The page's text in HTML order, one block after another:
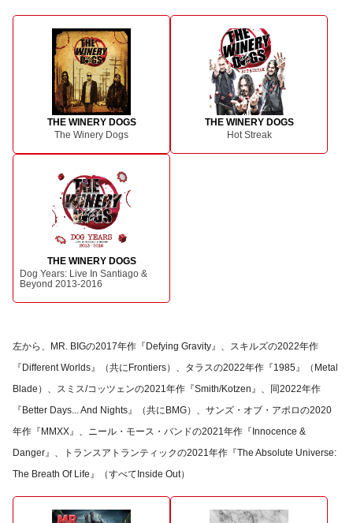
THE WINERY DOGS
The Winery Dogs
THE WINERY DOGS
Hot Streak
THE WINERY DOGS
Dog Years: Live In Santiago &
Beyond 2013-2016
左から、MR. BIGの2017年作『Defying Gravity』、スキルズの2022年作
『Different Worlds』（共にFrontiers）、タラスの2022年作『1985』（Metal
Blade）、スミス/コッツェンの2021年作『Smith/Kotzen』、同2022年作
『Better Days... And Nights』（共にBMG）、サンズ・オブ・アポロの2020
年作『MMXX』、ニール・モース・バンドの2021年作『Innocence &
Danger』、トランスアトランティックの2021年作『The Absolute Universe:
The Breath Of Life』（すべてInside Out）